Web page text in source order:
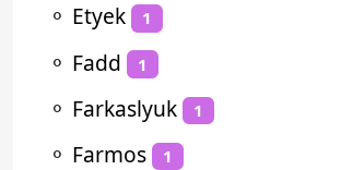
⚬ Etyek 1
⚬ Fadd 1
⚬ Farkaslyuk 1
⚬ Farmos 1